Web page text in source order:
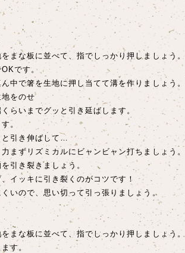
まな板に並べて、指でしっかり押しましょう。
です。
中で箸を生地に押し当てて溝を作りましょう。
をのせ
らいまでグッと引き延ばします。
。
と引き伸ばして…
まずリズミカルにビャンビャン打ちましょう。
引き裂きましょう。
イッキに引き裂くのがコツです！
いので、思い切って引っ張りましょう。
まな板に並べて、指でしっかり押しましょう。
す。